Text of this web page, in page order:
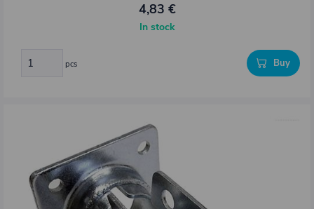
4,83 €
In stock
pcs Buy